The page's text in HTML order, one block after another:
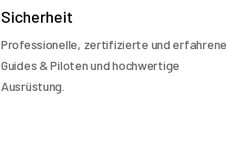
Sicherheit
Professionelle, zertifizierte und erfahrene
Guides & Piloten und hochwertige
Ausrüstung.